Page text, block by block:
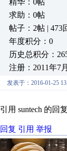
精华：0帖
求助：0帖
帖子：2帖 | 473
年度积分：0
历史总积分：
注册：2011年7
发表于：2016-01-25
引用 suntech 的回
回复 引用 举报